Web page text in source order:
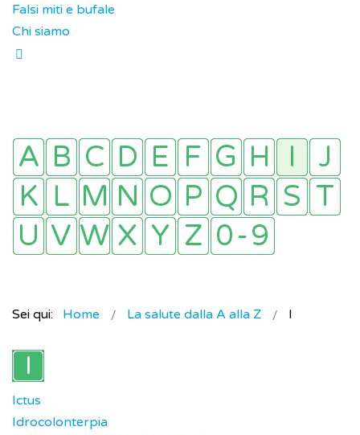
Falsi miti e bufale
Chi siamo
Sei qui: Home La salute dalla A alla Z I
Ictus
Idrocolonterpia